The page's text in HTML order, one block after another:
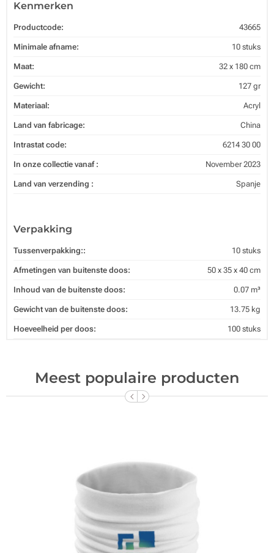
Kenmerken
Productcode: 43665
Minimale afname: 10 stuks
Maat: 32 x 180 cm
Gewicht: 127 gr
Materiaal: Acryl
Land van fabricage: China
Intrastat code: 6214 30 00
In onze collectie vanaf : November 2023
Land van verzending : Spanje
Verpakking
Tussenverpakking:: 10 stuks
Afmetingen van buitenste doos: 50 x 35 x 40 cm
Inhoud van de buitenste doos: 0.07 m³
Gewicht van de buitenste doos: 13.75 kg
Hoeveelheid per doos: 100 stuks
Meest populaire producten